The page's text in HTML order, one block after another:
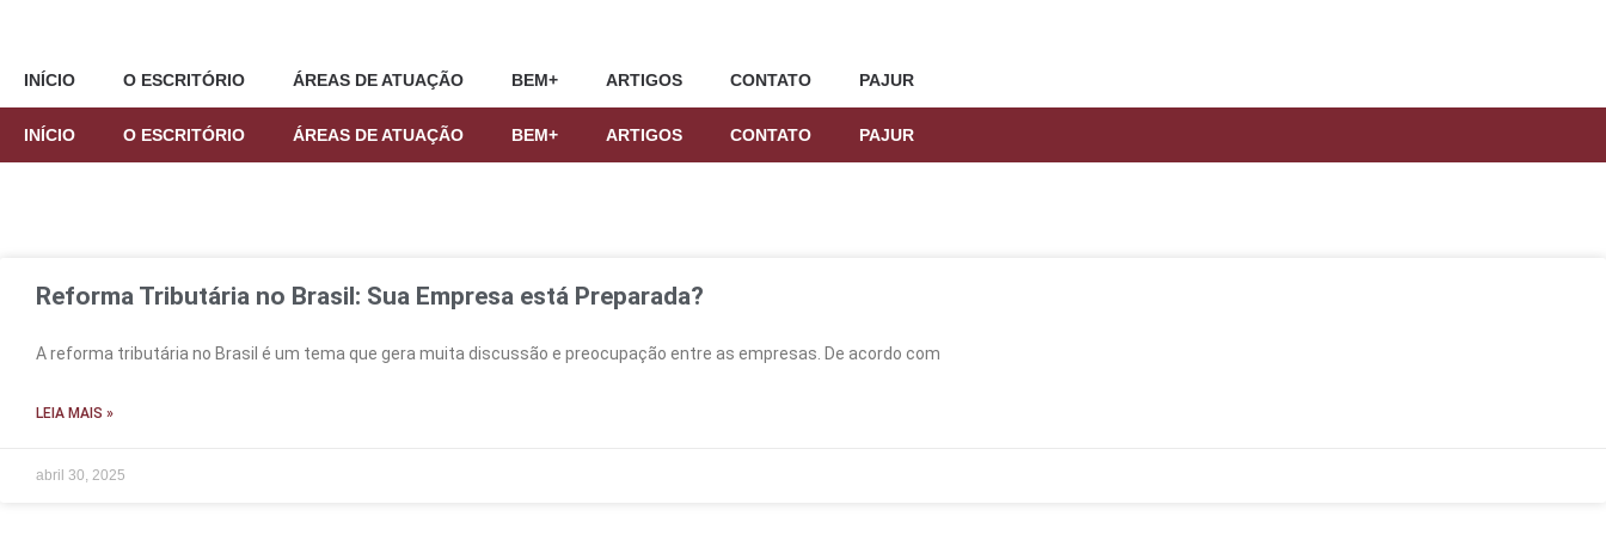
INÍCIO O ESCRITÓRIO ÁREAS DE ATUAÇÃO BEM+ ARTIGOS CONTATO PAJUR
INÍCIO O ESCRITÓRIO ÁREAS DE ATUAÇÃO BEM+ ARTIGOS CONTATO PAJUR
Reforma Tributária no Brasil: Sua Empresa está Preparada?
A reforma tributária no Brasil é um tema que gera muita discussão e preocupação entre as empresas. De acordo com
LEIA MAIS »
abril 30, 2025